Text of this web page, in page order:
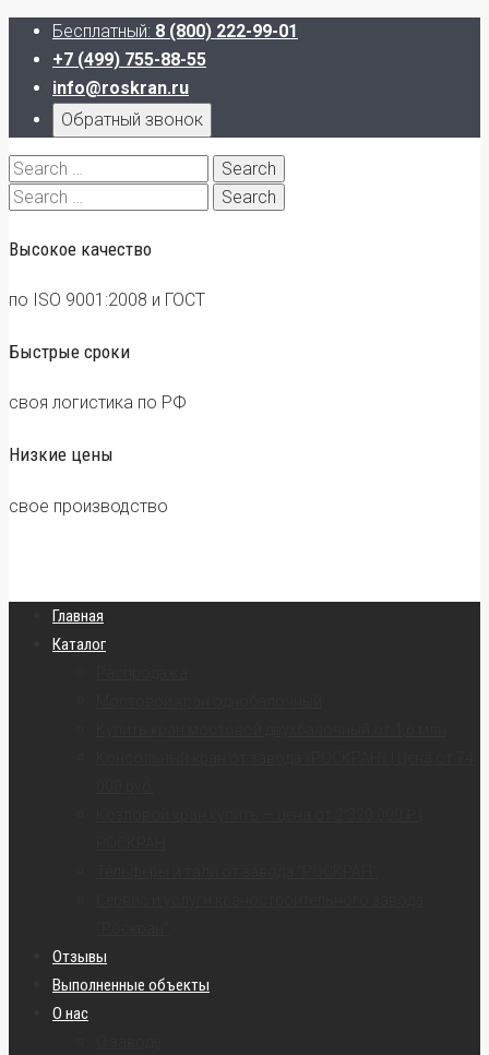
Бесплатный: 8 (800) 222-99-01
+7 (499) 755-88-55
info@roskran.ru
Обратный звонок
Search
for:
Search
Высокое качество
по ISO 9001:2008 и ГОСТ
Быстрые сроки
своя логистика по РФ
Низкие цены
свое производство
Главная
Каталог
Отзывы
Выполненные объекты
О нас